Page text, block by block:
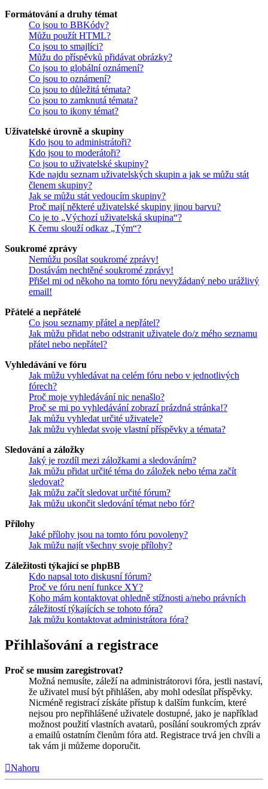
Formátování a druhy témat
Co jsou to BBKódy?
Můžu použít HTML?
Co jsou to smajlíci?
Můžu do příspěvků přidávat obrázky?
Co jsou to globální oznámení?
Co jsou to oznámení?
Co jsou to důležitá témata?
Co jsou to zamknutá témata?
Co jsou to ikony témat?
Uživatelské úrovně a skupiny
Kdo jsou to administrátoři?
Kdo jsou to moderátoři?
Co jsou to uživatelské skupiny?
Kde najdu seznam uživatelských skupin a jak se můžu stát
členem skupiny?
Jak se můžu stát vedoucím skupiny?
Proč mají některé uživatelské skupiny jinou barvu?
Co je to „Výchozí uživatelská skupina“?
K čemu slouží odkaz „Tým“?
Soukromé zprávy
Nemůžu posílat soukromé zprávy!
Dostávám nechtěné soukromé zprávy!
Přišel mi od někoho na tomto fóru nevyžádaný nebo urážlivý
email!
Přátelé a nepřátelé
Co jsou seznamy přátel a nepřátel?
Jak můžu přidat nebo odstranit uživatele do/z mého seznamu
přátel nebo nepřátel?
Vyhledávání ve fóru
Jak můžu vyhledávat na celém fóru nebo v jednotlivých
fórech?
Proč moje vyhledávání nic nenašlo?
Proč se mi po vyhledávání zobrazí prázdná stránka!?
Jak můžu vyhledat určité uživatele?
Jak můžu vyhledat svoje vlastní příspěvky a témata?
Sledování a záložky
Jaký je rozdíl mezi záložkami a sledováním?
Jak můžu přidat určité téma do záložek nebo téma začít
sledovat?
Jak můžu začít sledovat určité fórum?
Jak můžu ukončit sledování témat nebo fór?
Přílohy
Jaké přílohy jsou na tomto fóru povoleny?
Jak můžu najít všechny svoje přílohy?
Záležitosti týkající se phpBB
Kdo napsal toto diskusní fórum?
Proč ve fóru není funkce XY?
Koho mám kontaktovat ohledně stížnosti a/nebo právních
záležitostí týkajících se tohoto fóra?
Jak můžu kontaktovat administrátora fóra?
Přihlašování a registrace
Proč se musím zaregistrovat?
Možná nemusíte, záleží na administrátorovi fóra, jestli nastaví,
že uživatel musí být přihlášen, aby mohl odesílat příspěvky.
Nicméně registrací získáte přístup k dalším funkcím, které
nejsou pro nepřihlášené uživatele dostupné, jako je například
možnost použití vlastních avatarů, posílání soukromých zpráv
a emailů ostatním členům fóra atd. Registrace trvá jen chvíli a
tak vám ji můžeme doporučit.
Nahoru